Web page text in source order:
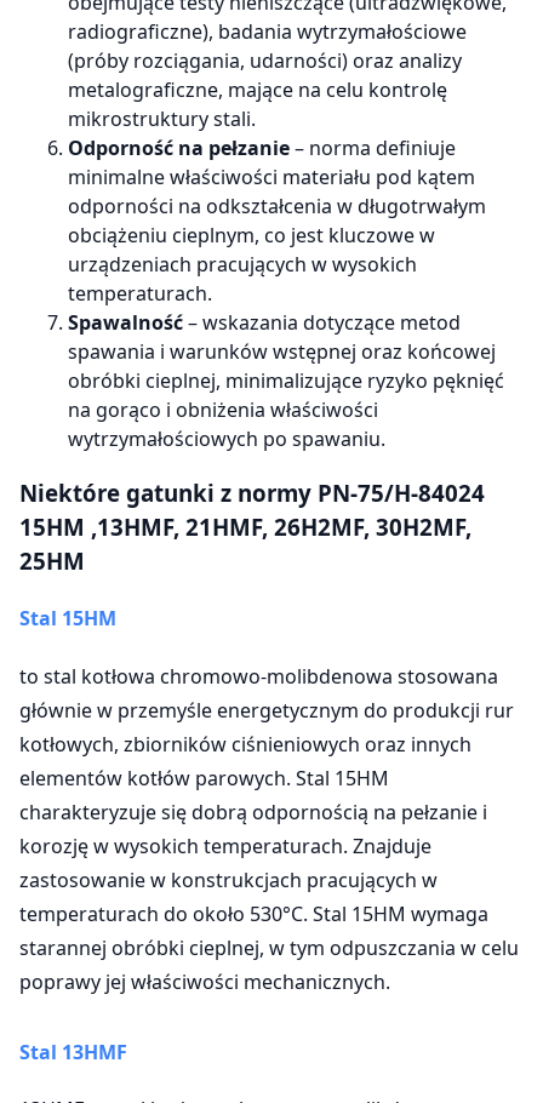
radiograficzne), badania wytrzymałościowe
(próby rozciągania, udarności) oraz analizy
metalograficzne, mające na celu kontrolę
mikrostruktury stali.
Odporność na pełzanie– norma definiuje
minimalne właściwości materiału pod kątem
odporności na odkształcenia w długotrwałym
obciążeniu cieplnym, co jest kluczowe w
urządzeniach pracujących w wysokich
temperaturach.
Spawalność– wskazania dotyczące metod
spawania i warunków wstępnej oraz końcowej
obróbki cieplnej, minimalizujące ryzyko pęknięć
na gorąco i obniżenia właściwości
wytrzymałościowych po spawaniu.
Niektóre gatunki z normy PN-75/H-84024
15HM ,13HMF, 21HMF, 26H2MF, 30H2MF,
25HM
Stal 15HM
to stal kotłowa chromowo-molibdenowa stosowana
głównie w przemyśle energetycznym do produkcji rur
kotłowych, zbiorników ciśnieniowych oraz innych
elementów kotłów parowych. Stal 15HM
charakteryzuje się dobrą odpornością na pełzanie i
korozję w wysokich temperaturach. Znajduje
zastosowanie w konstrukcjach pracujących w
temperaturach do około 530°C. Stal 15HM wymaga
starannej obróbki cieplnej, w tym odpuszczania w celu
poprawy jej właściwości mechanicznych.
Stal 13HMF